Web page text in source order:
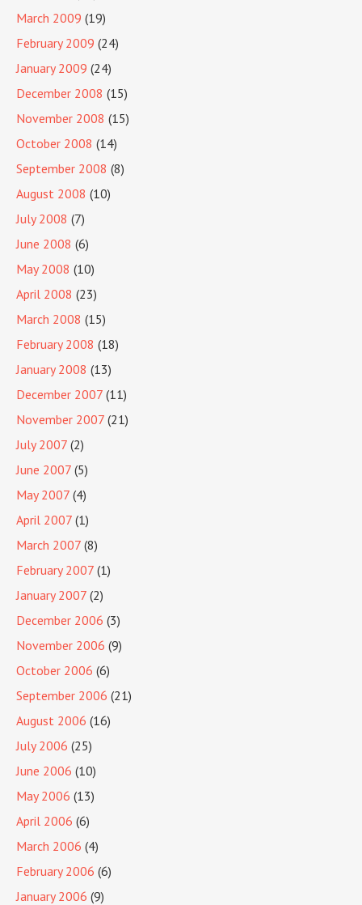
March 2009 (19)
February 2009 (24)
January 2009 (24)
December 2008 (15)
November 2008 (15)
October 2008 (14)
September 2008 (8)
August 2008 (10)
July 2008 (7)
June 2008 (6)
May 2008 (10)
April 2008 (23)
March 2008 (15)
February 2008 (18)
January 2008 (13)
December 2007 (11)
November 2007 (21)
July 2007 (2)
June 2007 (5)
May 2007 (4)
April 2007 (1)
March 2007 (8)
February 2007 (1)
January 2007 (2)
December 2006 (3)
November 2006 (9)
October 2006 (6)
September 2006 (21)
August 2006 (16)
July 2006 (25)
June 2006 (10)
May 2006 (13)
April 2006 (6)
March 2006 (4)
February 2006 (6)
January 2006 (9)